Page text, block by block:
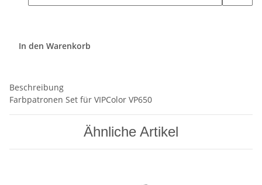
In den Warenkorb
Beschreibung
Farbpatronen Set für VIPColor VP650
Ähnliche Artikel